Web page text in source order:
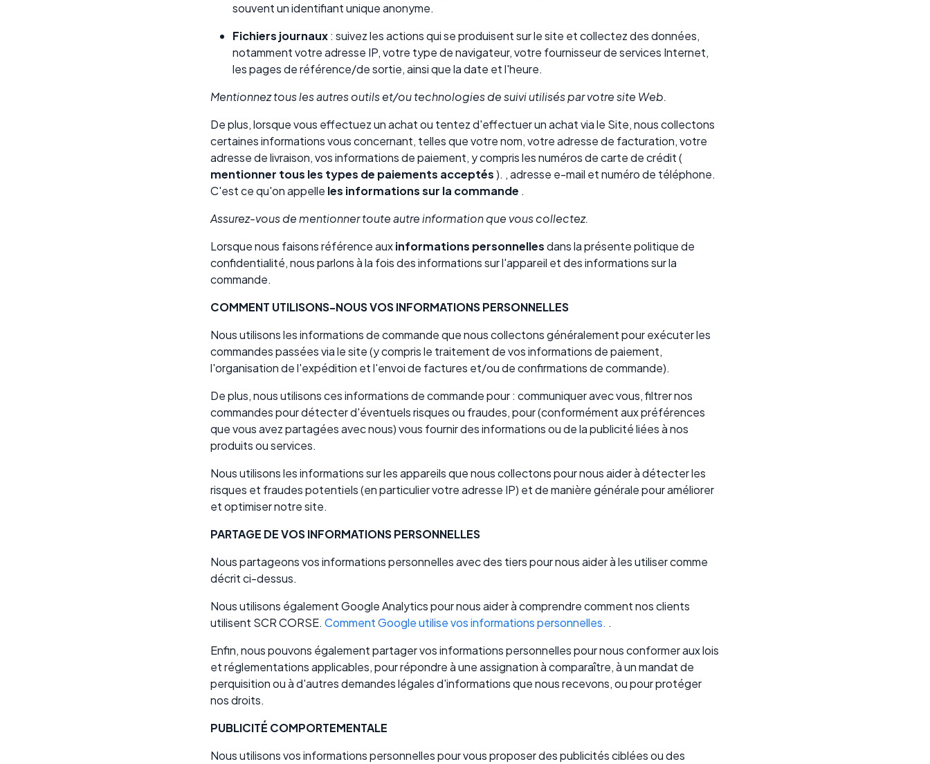
souvent un identifiant unique anonyme.
Fichiers journaux: suivez les actions qui se produisent sur le site et collectez des données,
notamment votre adresse IP, votre type de navigateur, votre fournisseur de services Internet,
les pages de référence/de sortie, ainsi que la date et l'heure.
Mentionnez tous les autres outils et/ou technologies de suivi utilisés par votre site Web.
De plus, lorsque vous effectuez un achat ou tentez d'effectuer un achat via le Site, nous collectons
certaines informations vous concernant, telles que votre nom, votre adresse de facturation, votre
adresse de livraison, vos informations de paiement, y compris les numéros de carte de crédit (
mentionner tous les types de paiements acceptés). , adresse e-mail et numéro de téléphone.
C'est ce qu'on appelle les informations sur la commande .
Assurez-vous de mentionner toute autre information que vous collectez.
Lorsque nous faisons référence auxinformations personnellesdans la présente politique de
confidentialité, nous parlons à la fois des informations sur l'appareil et des informations sur la
commande.
COMMENT UTILISONS-NOUS VOS INFORMATIONS PERSONNELLES
Nous utilisons les informations de commande que nous collectons généralement pour exécuter les
commandes passées via le site (y compris le traitement de vos informations de paiement,
l'organisation de l'expédition et l'envoi de factures et/ou de confirmations de commande).
De plus, nous utilisons ces informations de commande pour : communiquer avec vous, filtrer nos
commandes pour détecter d'éventuels risques ou fraudes, pour (conformément aux préférences
que vous avez partagées avec nous) vous fournir des informations ou de la publicité liées à nos
produits ou services.
Nous utilisons les informations sur les appareils que nous collectons pour nous aider à détecter les
risques et fraudes potentiels (en particulier votre adresse IP) et de manière générale pour améliorer
et optimiser notre site.
PARTAGE DE VOS INFORMATIONS PERSONNELLES
Nous partageons vos informations personnelles avec des tiers pour nous aider à les utiliser comme
décrit ci-dessus.
Nous utilisons également Google Analytics pour nous aider à comprendre comment nos clients
utilisent SCR CORSE. Comment Google utilise vos informations personnelles. .
Enfin, nous pouvons également partager vos informations personnelles pour nous conformer aux lois
et réglementations applicables, pour répondre à une assignation à comparaître, à un mandat de
perquisition ou à d'autres demandes légales d'informations que nous recevons, ou pour protéger
nos droits.
PUBLICITÉ COMPORTEMENTALE
Nous utilisons vos informations personnelles pour vous proposer des publicités ciblées ou des